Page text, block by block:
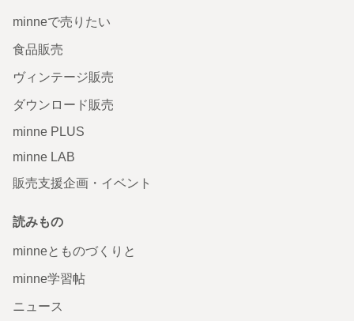
minneで売りたい
食品販売
ヴィンテージ販売
ダウンロード販売
minne PLUS
minne LAB
販売支援企画・イベント
読みもの
minneとものづくりと
minne学習帖
ニュース